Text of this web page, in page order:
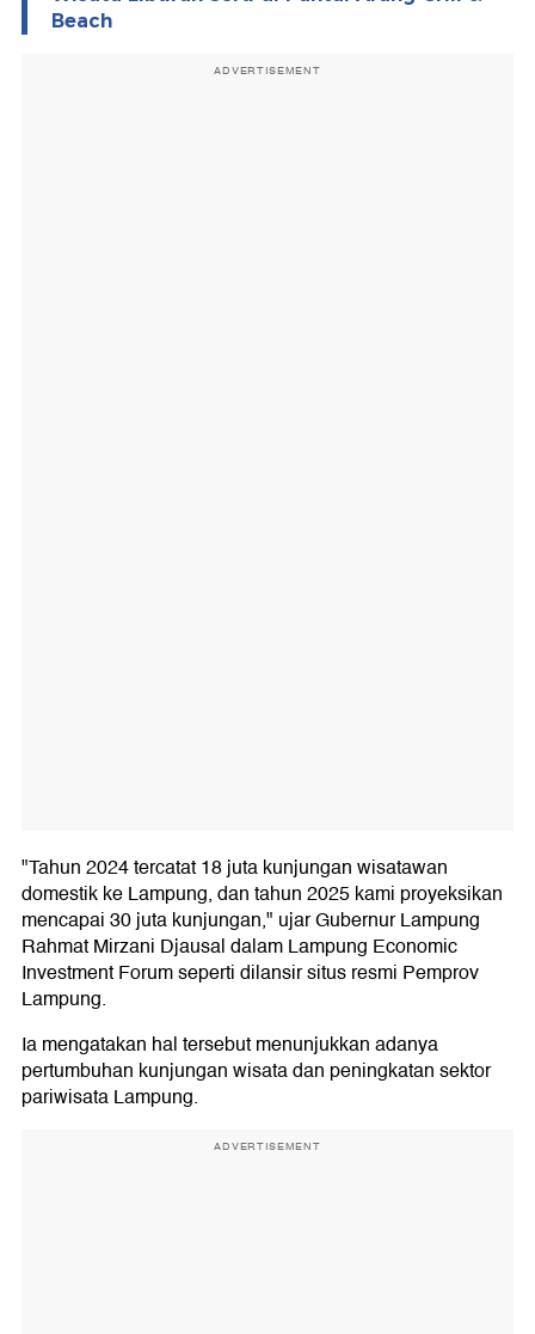
Beach
ADVERTISEMENT
"Tahun 2024 tercatat 18 juta kunjungan wisatawan
domestik ke Lampung, dan tahun 2025 kami proyeksikan
mencapai 30 juta kunjungan," ujar Gubernur Lampung
Rahmat Mirzani Djausal dalam Lampung Economic
Investment Forum seperti dilansir situs resmi Pemprov
Lampung.
Ia mengatakan hal tersebut menunjukkan adanya
pertumbuhan kunjungan wisata dan peningkatan sektor
pariwisata Lampung.
ADVERTISEMENT